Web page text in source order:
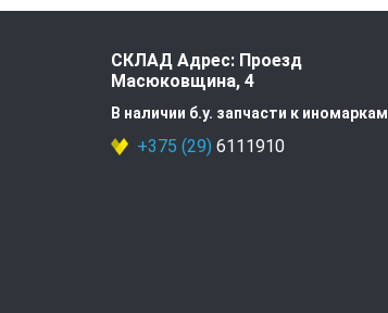
СКЛАД Адрес: Проезд
Масюковщина, 4
В наличии б.у. запчасти к иномаркам
+375 (29) 6111910